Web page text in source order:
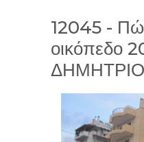
12045 -
οικόπεδο